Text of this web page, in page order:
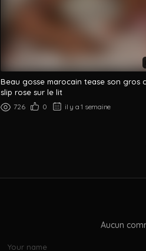
Beau gosse marocain tease son gros
slip rose sur le lit
726 0 il y a 1 semaine
Aucun
Your name